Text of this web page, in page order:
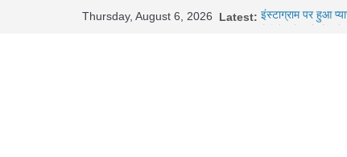
Thursday, August 6, 2026 Latest: इंस्टाग्राम पर हुआ
रायपुर स्टेशन पर
निराश्रित मवेशियों